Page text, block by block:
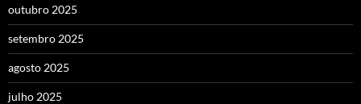
outubro 2025
setembro 2025
agosto 2025
julho 2025